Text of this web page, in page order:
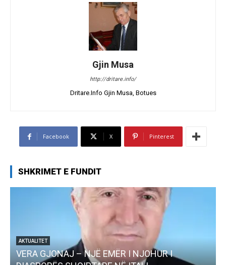
Gjin Musa
http://dritare.info/
Dritare.Info Gjin Musa, Botues
Facebook X Pinterest
SHKRIMET E FUNDIT
AKTUALITET
VERA GJONAJ – NJË EMËR I NJOHUR I